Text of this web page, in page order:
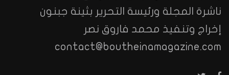
ناشرة المجلة ورئيسة التحرير بثينة جبنون
إخراج وتنفيذ محمد فاروق نصر
contact@boutheinamagazine.com